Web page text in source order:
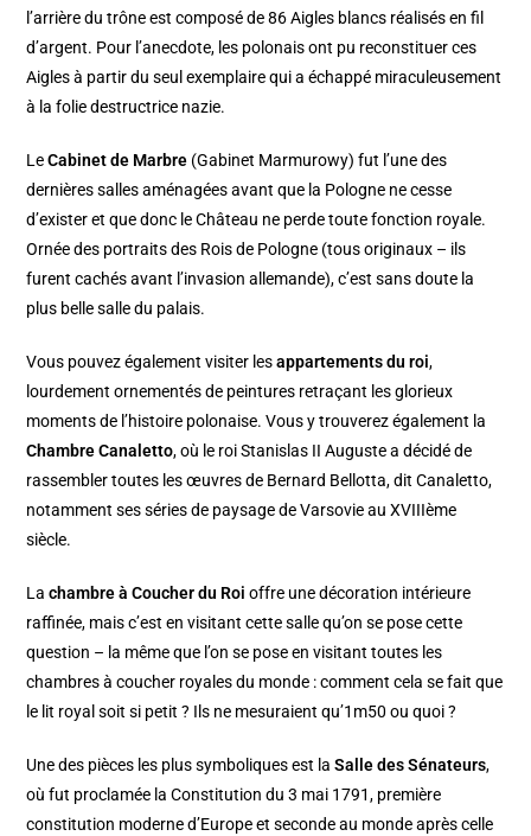
l’arrière du trône est composé de 86 Aigles blancs réalisés en fil
d’argent. Pour l’anecdote, les polonais ont pu reconstituer ces
Aigles à partir du seul exemplaire qui a échappé miraculeusement
à la folie destructrice nazie.
LeCabinet de Marbre (Gabinet Marmurowy) fut l’une des
dernières salles aménagées avant que la Pologne ne cesse
d’exister et que donc le Château ne perde toute fonction royale.
Ornée des portraits des Rois de Pologne (tous originaux – ils
furent cachés avant l’invasion allemande), c’est sans doute la
plus belle salle du palais.
Vous pouvez également visiter lesappartements du roi,
lourdement ornementés de peintures retraçant les glorieux
moments de l’histoire polonaise. Vous y trouverez également la
Chambre Canaletto, où le roi Stanislas II Auguste a décidé de
rassembler toutes les œuvres de Bernard Bellotta, dit Canaletto,
notamment ses séries de paysage de Varsovie au XVIIIème
siècle.
Lachambre à Coucher du Roi offre une décoration intérieure
raffinée, mais c’est en visitant cette salle qu’on se pose cette
question – la même que l’on se pose en visitant toutes les
chambres à coucher royales du monde : comment cela se fait que
le lit royal soit si petit ? Ils ne mesuraient qu’1m50 ou quoi ?
Une des pièces les plus symboliques est laSalle des Sénateurs,
où fut proclamée la Constitution du 3 mai 1791, première
constitution moderne d’Europe et seconde au monde après celle